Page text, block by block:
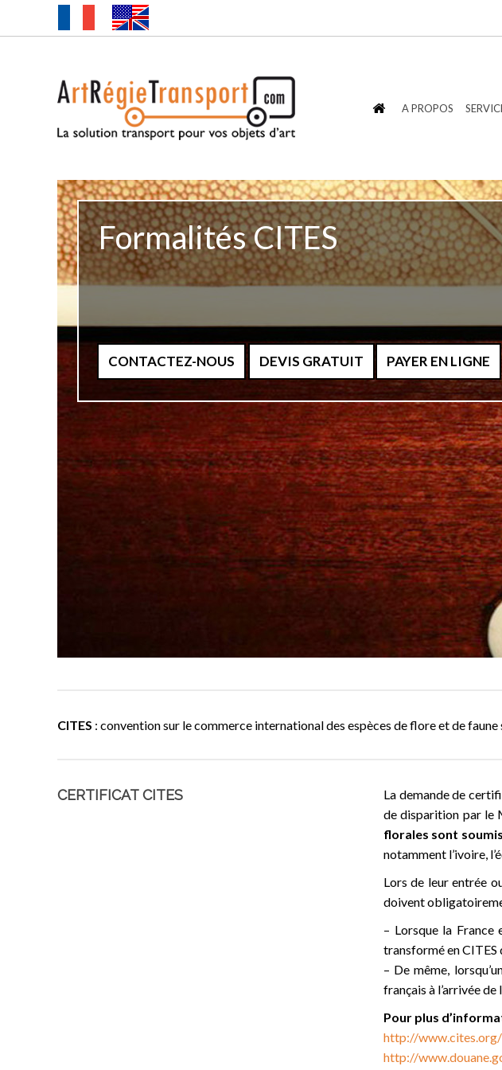
A PROPOS
Formalités CITES
CONTACTEZ-NOUS DEVIS GRATUIT PAYER EN LIGNE
CITES : convention sur le commerce international des espèces de flore et de faune
CERTIFICAT CITES
La demande de
de disparition par le
florales sont
notamment l’ivoire,
Lors de leur entrée
doivent
– Lorsque la France
transformé en CITES
– De même,
français à l’arrivée de
Pour plus
http://
http://